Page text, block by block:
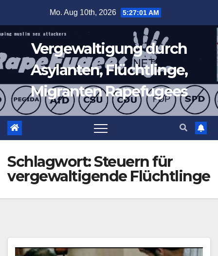
springen
Mo. Aug 10th, 2026 5:27:02 AM
Vergewaltigung durch
Asylanten, Flüchtlinge,
Migranten Rapefugees
Schlagwort:Steuern für
vergewaltigende Flüchtlinge